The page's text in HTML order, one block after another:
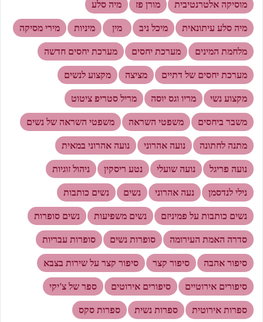
מוסיקה אלטרנטיבית מורן פז מיה סלע
מיה סלע עיתונאית מיכל ניב מין מיניות מירי מסיקה
מלחמת המינים מערכת יחסים מערכת יחסים חדשה
מערכת יחסים של דתיים מציצה מקצוע לנשים
מקצוע נשי מריו וגס יוסה מריל סטריפ ציטוט
משבר ביחסים משפטי השראה משפטי השראה של נשים
מתנה לחתונה נועה אהרוני נועה אהרוני במאית
נועה פריגל נועה שועלי נטע ריסקין ניהול זוגיות
נילי לנדסמן נעה אהרוני נשים נשים כותבות
נשים כותבות על פמיניזם נשים משפיעות נשים סופרות
סדרה האמת העירומה סופרות נשים סופרות עבריות
סיפור אהבה סיפור קצר סיפור קצר על שירות בצבא
סיפורים אירוטיים סיפורים אירוטים ספר של צ'יקי
ספרות אירוטית ספרות נשית ספרות סקס